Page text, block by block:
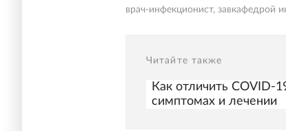
врач-инфекционист, завкафедрой
Читайте также
Как отличить COVID-
симптомах и лечении